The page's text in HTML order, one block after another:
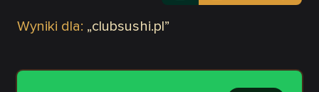
Wyniki dla: „clubsushi.pl ”